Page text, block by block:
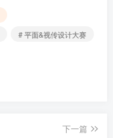
# 平面&视传设计大赛
下一篇